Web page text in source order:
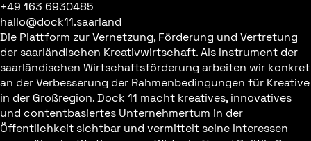
+49 163 6930485
hallo@dock11.saarland
Die Plattform zur Vernetzung, Förderung und Vertretung
der saarländischen Kreativwirtschaft. Als Instrument der
saarländischen Wirtschaftsförderung arbeiten wir konkret
an der Verbesserung der Rahmenbedingungen für Kreative
in der Großregion. Dock 11 macht kreatives, innovatives
und contentbasiertes Unternehmertum in der
Öffentlichkeit sichtbar und vermittelt seine Interessen